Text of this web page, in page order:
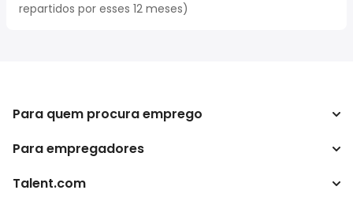
repartidos por esses 12 meses)
Para quem procura emprego
Procurar empregos
Para empregadores
Empreendimento
Talent.com